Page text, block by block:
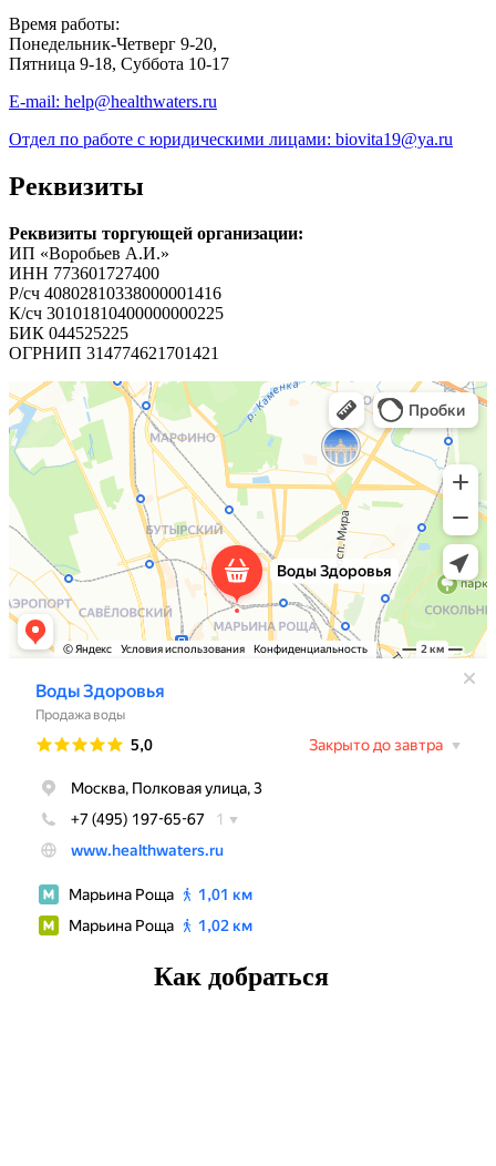
Время работы:
Понедельник-Четверг 9-20,
Пятница 9-18, Суббота 10-17
E-mail: help@healthwaters.ru
Отдел по работе с юридическими лицами: biovita19@ya.ru
Реквизиты
Реквизиты торгующей организации:
ИП «Воробьев А.И.»
ИНН 773601727400
Р/сч 40802810338000001416
К/сч 30101810400000000225
БИК 044525225
ОГРНИП 314774621701421
Как добраться